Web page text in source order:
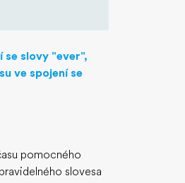
se slovy "ever",
ve spojení se
pomocného
slovesa